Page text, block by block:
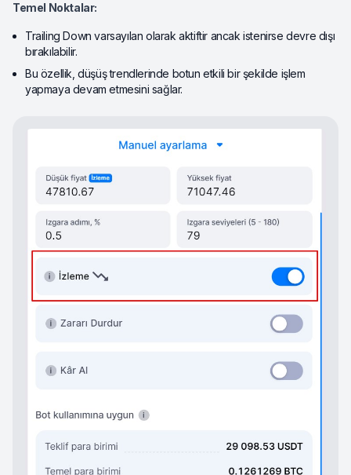
Temel Noktalar:
Trailing Down varsayılan olarak aktiftir ancak istenirse devre dışı
bırakılabilir.
Bu özellik, düşüş trendlerinde botun etkili bir şekilde işlem
yapmaya devam etmesini sağlar.